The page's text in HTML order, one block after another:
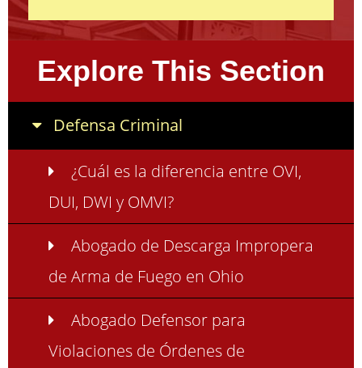
Explore This Section
Defensa Criminal
¿Cuál es la diferencia entre OVI,
DUI, DWI y OMVI?
Abogado de Descarga Impropera
de Arma de Fuego en Ohio
Abogado Defensor para
Violaciones de Órdenes de